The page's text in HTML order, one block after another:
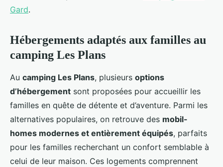
Gard.
Hébergements adaptés aux familles au
camping Les Plans
Au camping Les Plans, plusieurs options
d’hébergement sont proposées pour accueillir les
familles en quête de détente et d’aventure. Parmi les
alternatives populaires, on retrouve des mobil-
homes modernes et entièrement équipés, parfaits
pour les familles recherchant un confort semblable à
celui de leur maison. Ces logements comprennent